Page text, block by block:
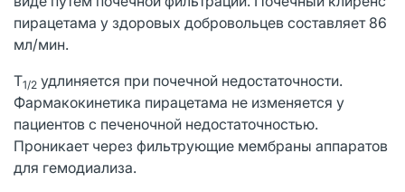
пирацетама у здоровых добровольцев составляет 86
мл/мин.
Т1/2 удлиняется при почечной недостаточности.
Фармакокинетика пирацетама не изменяется у
пациентов с печеночной недостаточностью.
Проникает через фильтрующие мембраны аппаратов
для гемодиализа.